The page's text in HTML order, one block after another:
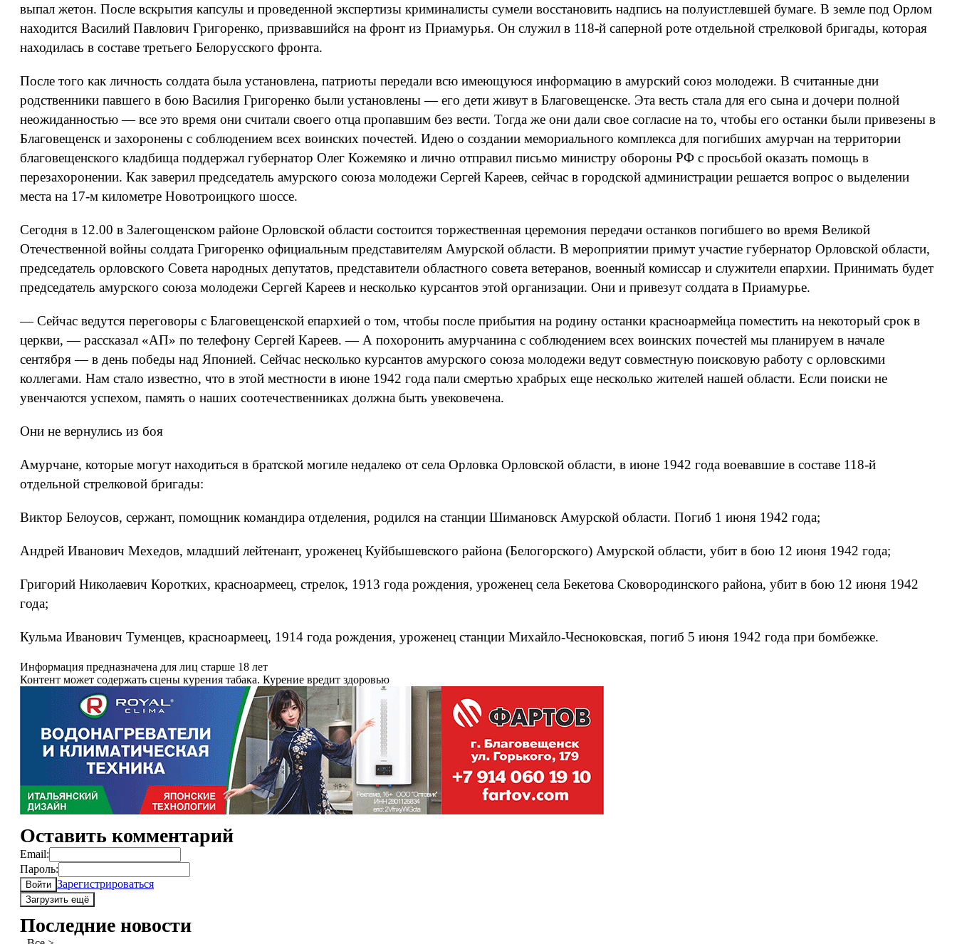
выпал жетон. После вскрытия капсулы и проведенной экспертизы криминалисты сумели восстановить надпись на полуистлевшей бумаге. В земле под Орлом
находится Василий Павлович Григоренко, призвавшийся на фронт из Приамурья. Он служил в 118-й саперной роте отдельной стрелковой бригады, которая
находилась в составе третьего Белорусского фронта.
После того как личность солдата была установлена, патриоты передали всю имеющуюся информацию в амурский союз молодежи. В считанные дни
родственники павшего в бою Василия Григоренко были установлены — его дети живут в Благовещенске. Эта весть стала для его сына и дочери полной
неожиданностью — все это время они считали своего отца пропавшим без вести. Тогда же они дали свое согласие на то, чтобы его останки были привезены в
Благовещенск и захоронены с соблюдением всех воинских почестей. Идею о создании мемориального комплекса для погибших амурчан на территории
благовещенского кладбища поддержал губернатор Олег Кожемяко и лично отправил письмо министру обороны РФ с просьбой оказать помощь в
перезахоронении. Как заверил председатель амурского союза молодежи Сергей Кареев, сейчас в городской администрации решается вопрос о выделении
места на 17-м километре Новотроицкого шоссе.
Сегодня в 12.00 в Залегощенском районе Орловской области состоится торжественная церемония передачи останков погибшего во время Великой
Отечественной войны солдата Григоренко официальным представителям Амурской области. В мероприятии примут участие губернатор Орловской области,
председатель орловского Совета народных депутатов, представители областного совета ветеранов, военный комиссар и служители епархии. Принимать будет
председатель амурского союза молодежи Сергей Кареев и несколько курсантов этой организации. Они и привезут солдата в Приамурье.
— Сейчас ведутся переговоры с Благовещенской епархией о том, чтобы после прибытия на родину останки красноармейца поместить на некоторый срок в
церкви, — рассказал «АП» по телефону Сергей Кареев. — А похоронить амурчанина с соблюдением всех воинских почестей мы планируем в начале
сентября — в день победы над Японией. Сейчас несколько курсантов амурского союза молодежи ведут совместную поисковую работу с орловскими
коллегами. Нам стало известно, что в этой местности в июне 1942 года пали смертью храбрых еще несколько жителей нашей области. Если поиски не
увенчаются успехом, память о наших соотечественниках должна быть увековечена.
Они не вернулись из боя
Амурчане, которые могут находиться в братской могиле недалеко от села Орловка Орловской области, в июне 1942 года воевавшие в составе 118-й
отдельной стрелковой бригады:
Виктор Белоусов, сержант, помощник командира отделения, родился на станции Шимановск Амурской области. Погиб 1 июня 1942 года;
Андрей Иванович Мехедов, младший лейтенант, уроженец Куйбышевского района (Белогорского) Амурской области, убит в бою 12 июня 1942 года;
Григорий Николаевич Коротких, красноармеец, стрелок, 1913 года рождения, уроженец села Бекетова Сковородинского района, убит в бою 12 июня 1942
года;
Кульма Иванович Туменцев, красноармеец, 1914 года рождения, уроженец станции Михайло-Чесноковская, погиб 5 июня 1942 года при бомбежке.
Информация предназначена для лиц старше 18 лет
Контент может содержать сцены курения табака. Курение вредит здоровью
Оставить комментарий
Email:
Пароль:
Войти Зарегистрироваться
Загрузить ещё
Последние новости